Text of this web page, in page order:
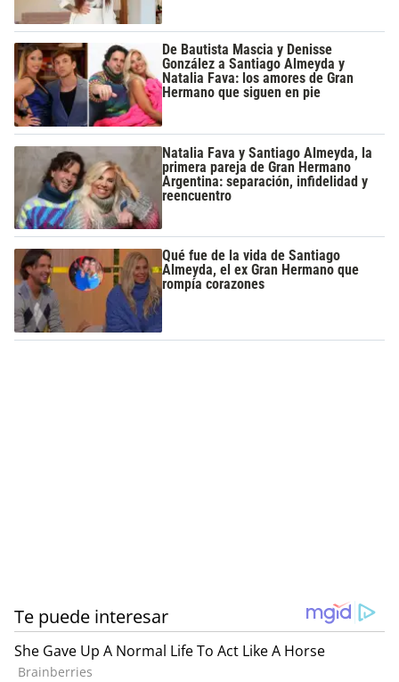
De Bautista Mascia y Denisse
González a Santiago Almeyda y
Natalia Fava: los amores de Gran
Hermano que siguen en pie
Natalia Fava y Santiago Almeyda, la
primera pareja de Gran Hermano
Argentina: separación, infidelidad y
reencuentro
Qué fue de la vida de Santiago
Almeyda, el ex Gran Hermano que
rompía corazones